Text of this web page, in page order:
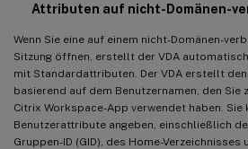
Attributen auf nicht-Domänen-
Wenn Sie eine auf einem nicht-Domänen-
Sitzung öffnen, erstellt der VDA
mit Standardattributen. Der VDA erstellt
basierend auf dem Benutzernamen, den Sie
Citrix Workspace-App verwendet haben. Sie
Benutzerattribute angeben, einschließlich der
Gruppen-ID (GID), des Home-